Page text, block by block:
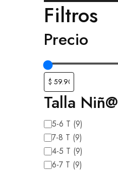
Filtros
Precio
Talla Niñ@
5-6 T (9)
7-8 T (9)
4-5 T (9)
6-7 T (9)